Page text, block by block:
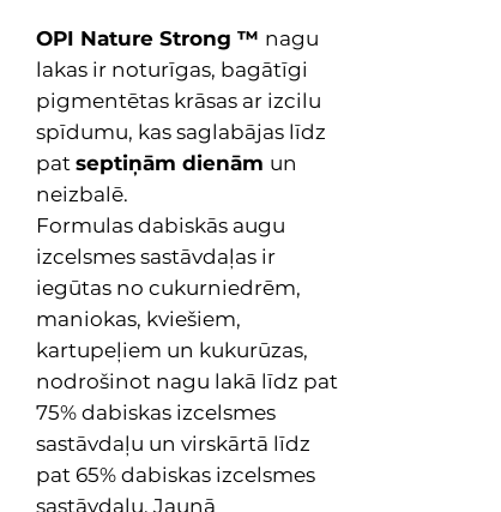
OPI Nature Strong ™ nagu
lakas ir noturīgas, bagātīgi
pigmentētas krāsas ar izcilu
spīdumu, kas saglabājas līdz
pat septiņām dienām un
neizbalē.
Formulas dabiskās augu
izcelsmes sastāvdaļas ir
iegūtas no cukurniedrēm,
maniokas, kviešiem,
kartupeļiem un kukurūzas,
nodrošinot nagu lakā līdz pat
75% dabiskas izcelsmes
sastāvdaļu un virskārtā līdz
pat 65% dabiskas izcelsmes
sastāvdaļu. Jaunā